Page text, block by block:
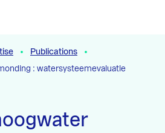
Publications
: watersysteemevaluatie